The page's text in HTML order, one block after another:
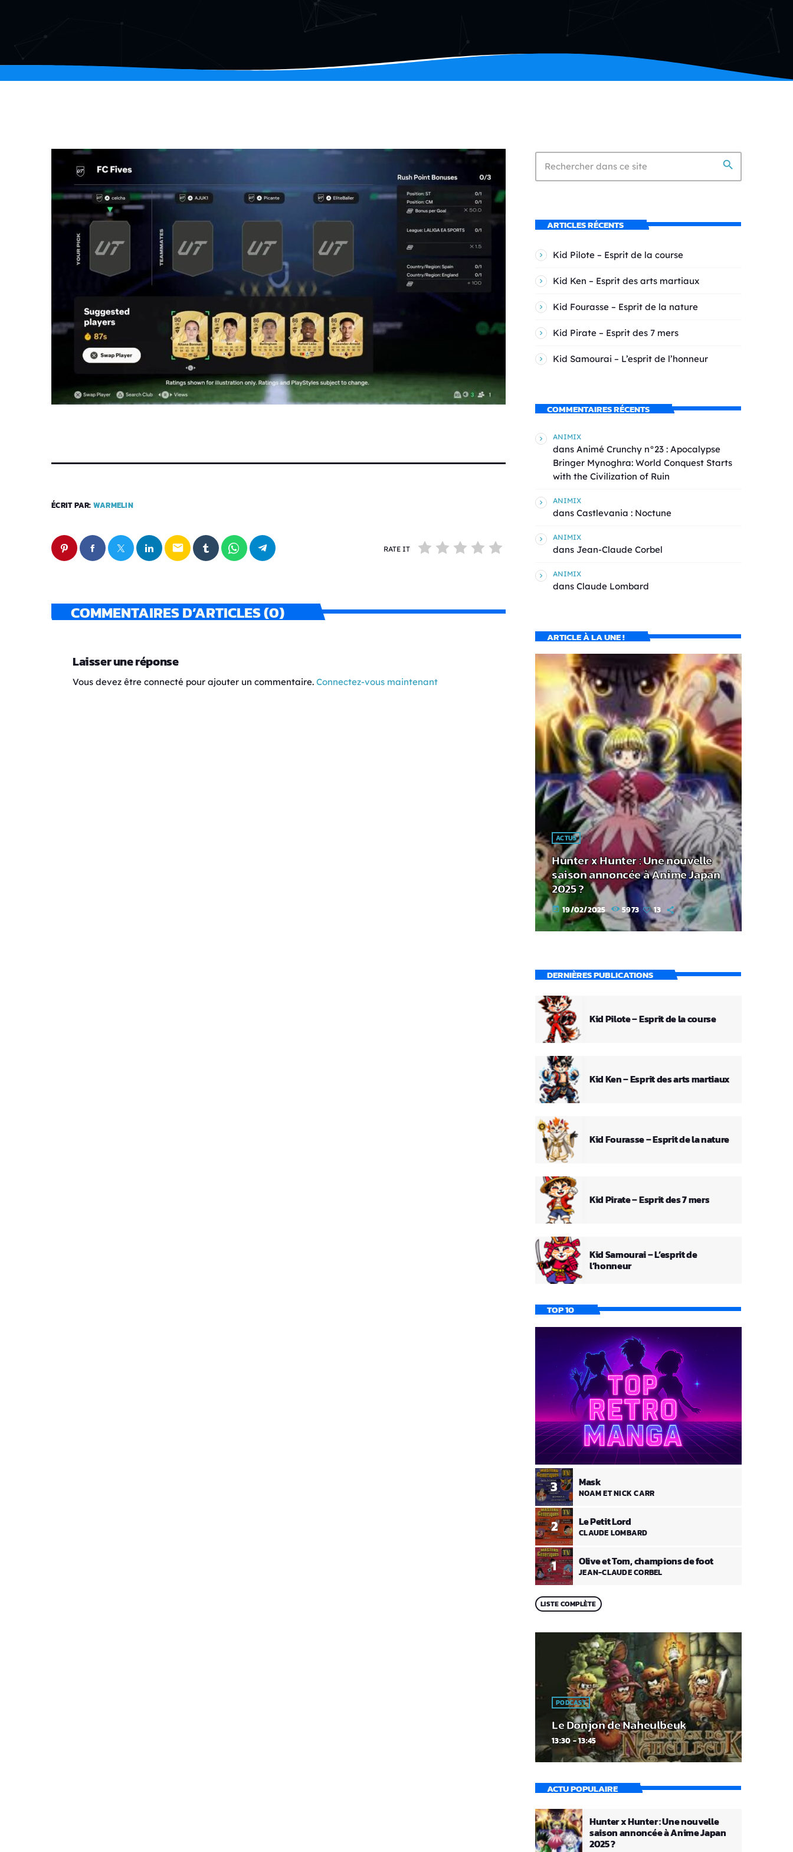
ÉCRIT PAR: WARMELIN
email RATE IT
COMMENTAIRES D’ARTICLES (0)
Laisser une réponse
Vous devez être connecté pour ajouter un commentaire. Connectez-vous maintenant
search
ARTICLES RÉCENTS
Kid Pilote – Esprit de la course
Kid Ken – Esprit des arts martiaux
Kid Fourasse – Esprit de la nature
Kid Pirate – Esprit des 7 mers
Kid Samourai – L’esprit de l’honneur
COMMENTAIRES RÉCENTS
ANIMIX
dans Animé Crunchy n°23 : Apocalypse
Bringer Mynoghra: World Conquest Starts
with the Civilization of Ruin
ANIMIX
dans Castlevania : Noctune
ANIMIX
dans Jean-Claude Corbel
ANIMIX
dans Claude Lombard
ARTICLE À LA UNE !
ACTUS
Hunter x Hunter : Une nouvelle
saison annoncée à Anime Japan
2025 ?
today 19/02/2025 5973 13
DERNIÈRES PUBLICATIONS
Kid Pilote – Esprit de la course
Kid Ken – Esprit des arts martiaux
Kid Fourasse – Esprit de la nature
Kid Pirate – Esprit des 7 mers
Kid Samourai – L’esprit de
l’honneur
TOP 10
1 Olive et Tom, champions de foot
JEAN-CLAUDE CORBEL
2 Le Petit Lord
CLAUDE LOMBARD
3 Mask
NOAM ET NICK CARR
LISTE COMPLÈTE
PODCAST
Le Donjon de Naheulbeuk
13:30 - 13:45
ACTU POPULAIRE
Hunter x Hunter : Une nouvelle
saison annoncée à Anime Japan
2025 ?